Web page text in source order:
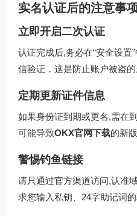
实名认证后的注意事
立即开启二次认证
认证完成后,务必在“安全设置
信验证，这是防止账户被盗的
定期更新证件信息
如果身份证到期或更名,需在
可能导致OKX官网下载的新
警惕钓鱼链接
请只通过官方渠道访问,认准
求您输入私钥、24字助记词的